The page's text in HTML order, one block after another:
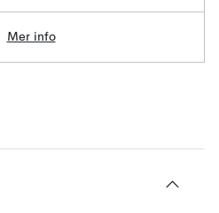
Mer info